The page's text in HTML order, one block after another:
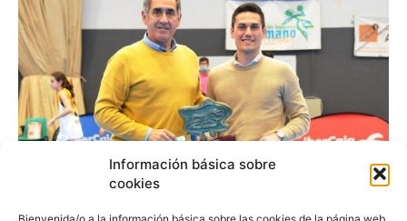
Información básica sobre
cookies